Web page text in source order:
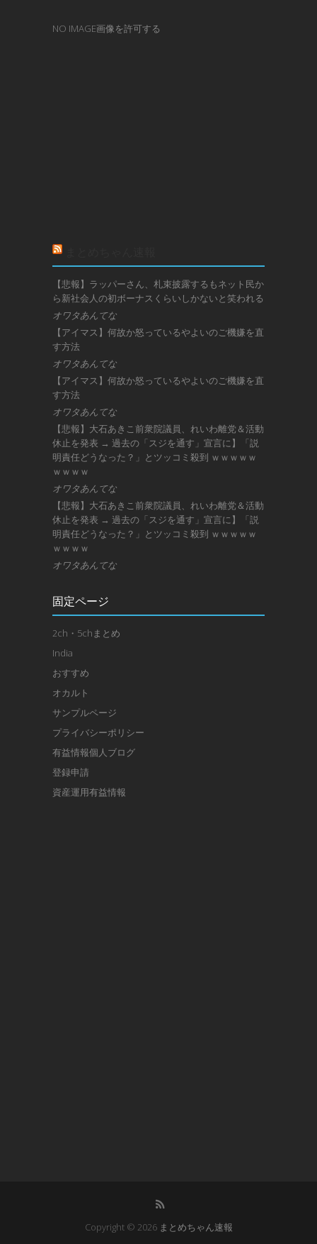
NO IMAGE画像を許可する
【悲報】ラッパーさん、札束披露するもネット民か
ら新社会人の初ボーナスくらいしかないと笑われる
オワタあんてな
【アイマス】何故か怒っているやよいのご機嫌を直
す方法
オワタあんてな
【アイマス】何故か怒っているやよいのご機嫌を直
す方法
オワタあんてな
【悲報】大石あきこ前衆院議員、れいわ離党＆活動
休止を発表 → 過去の「スジを通す」宣言に】「説
明責任どうなった？」とツッコミ殺到 ｗｗｗｗｗ
ｗｗｗｗ
オワタあんてな
【悲報】大石あきこ前衆院議員、れいわ離党＆活動
休止を発表 → 過去の「スジを通す」宣言に】「説
明責任どうなった？」とツッコミ殺到 ｗｗｗｗｗ
ｗｗｗｗ
オワタあんてな
固定ページ
2ch・5chまとめ
India
おすすめ
オカルト
サンプルページ
プライバシーポリシー
有益情報個人ブログ
登録申請
資産運用有益情報
Copyright © 2026 まとめちゃん速報